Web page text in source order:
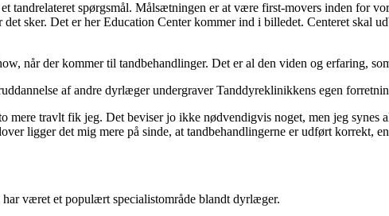
tandrelateret spørgsmål. Målsætningen er at være first-movers inden for
sker. Det er her Education Center kommer ind i billedet. Centeret skal
når der kommer til tandbehandlinger. Det er al den viden og erfaring,
af andre dyrlæger undergraver Tanddyreklinikkens egen
mere travlt fik jeg. Det beviser jo ikke nødvendigvis noget, men jeg
ligger det mig mere på sinde, at tandbehandlingerne er udført korrekt,
været et populært specialistområde blandt dyrlæger.